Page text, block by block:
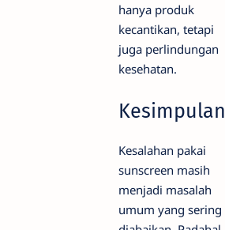
hanya produk
kecantikan, tetapi
juga perlindungan
kesehatan.
Kesimpulan
Kesalahan pakai
sunscreen masih
menjadi masalah
umum yang sering